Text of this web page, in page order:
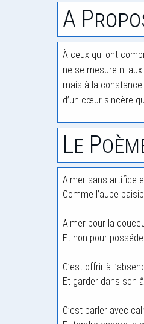
A
À ceux qui ont
ne se mesure ni
mais à la
d’un cœur sincère
Le
Aimer sans artifice
Comme l’aube
Aimer pour la
Et non pour
C’est offrir à
Et garder dans son
C’est parler avec